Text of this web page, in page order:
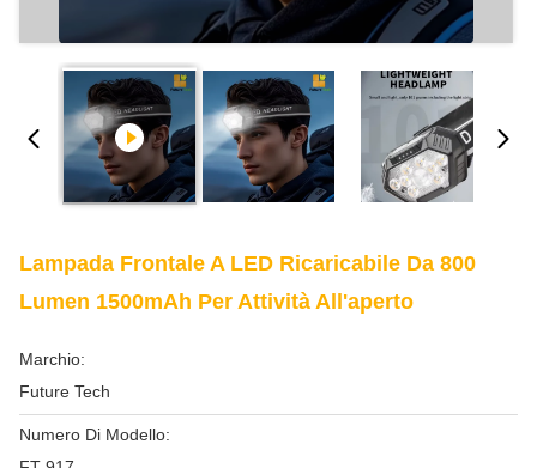
Lampada Frontale A LED Ricaricabile Da 800
Lumen 1500mAh Per Attività All'aperto
Marchio:
Future Tech
Numero Di Modello: